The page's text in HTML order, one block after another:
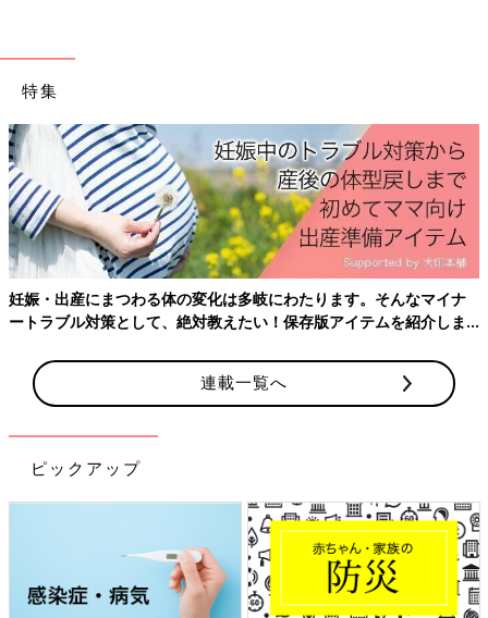
特集
妊娠・出産にまつわる体の変化は多岐にわたります。そんなマイナ
ートラブル対策として、絶対教えたい！保存版アイテムを紹介しま
連載一覧へ
ピックアップ